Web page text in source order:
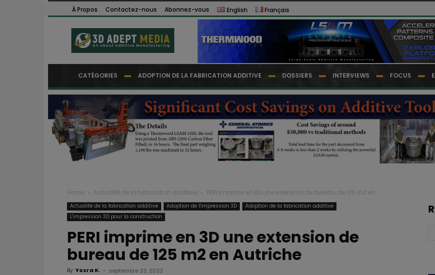
À Propos Contactez-nous Abonnez-vous English Français
CATÉGORIES ADOPTION DE LA FABRICATION ADDITIVE DOSSIERS INTERVIEWS FOCUS
Home Actualité de la fabrication additive PERI imprime en 3D une extension de bureau de 125 m2 en...
Actualité de la fabrication additive Adoption de l'impression 3D
Adoption de la fabrication additive
L'impression 3D pour la construction
PERI imprime en 3D une extension de
bureau de 125 m2 en Autriche
By Yosra K. - septembre 23, 2022